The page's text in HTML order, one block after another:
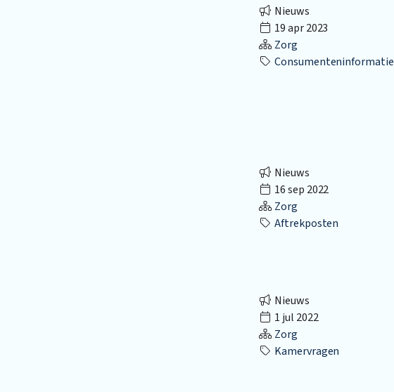
Nieuws
19 apr 2023
Zorg
Consumenteninformatie
Nieuws
16 sep 2022
Zorg
Aftrekposten
Nieuws
1 jul 2022
Zorg
Kamervragen